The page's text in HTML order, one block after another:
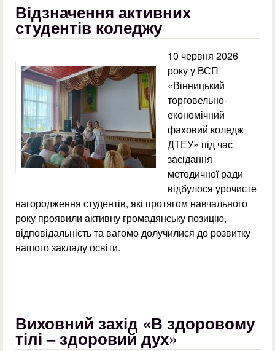
Відзначення активних
студентів коледжу
10 червня 2026
року у ВСП
«Вінницький
торговельно-
економічний
фаховий коледж
ДТЕУ» під час
засідання
методичної ради
відбулося урочисте
нагородження студентів, які протягом навчального
року проявили активну громадянську позицію,
відповідальність та вагомо долучилися до розвитку
нашого закладу освіти.
Виховний захід «В здоровому
тілі – здоровий дух»